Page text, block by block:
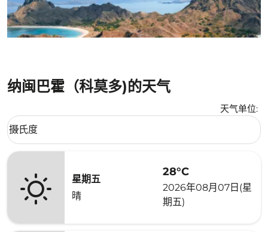
纳闽巴霍（科莫多)的天气
天气单位:
Weather unit option 摄氏度 Selected
摄氏度
keyboard_arrow_down
星期五
晴
28°C
2026年08月07日(星
期五)